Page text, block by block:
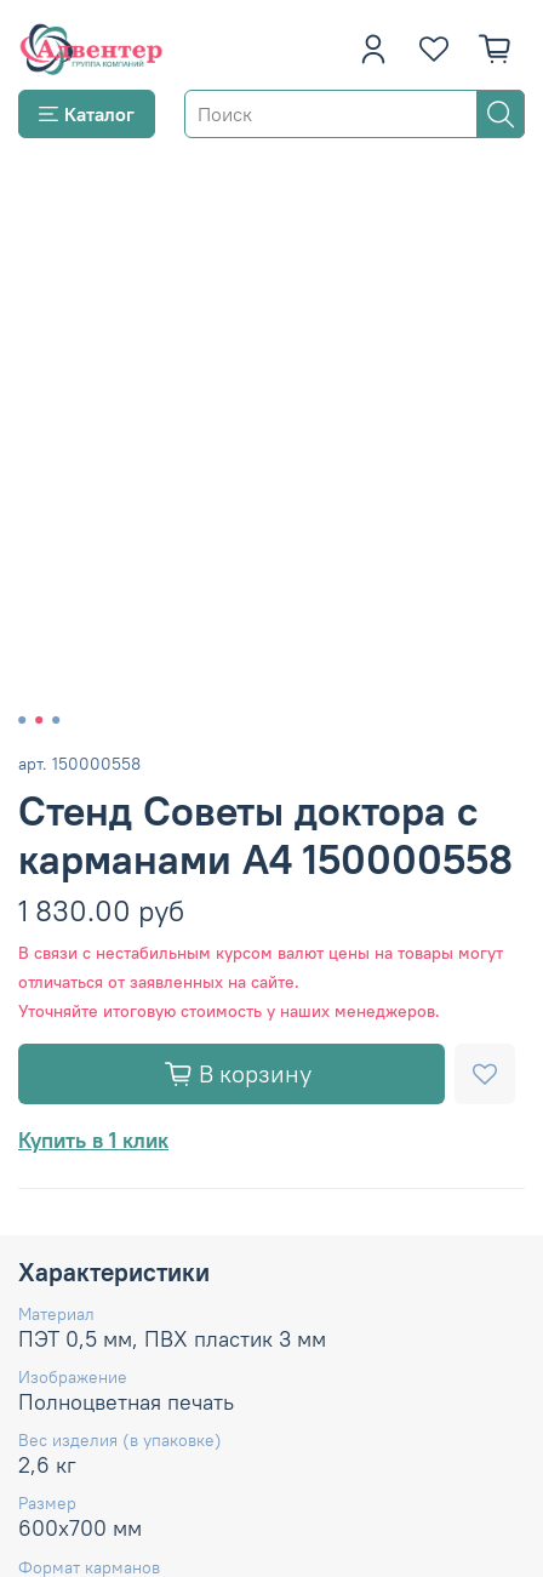
Каталог
арт. 150000558
Стенд Советы доктора с
карманами А4 150000558
1 830.00 руб
В связи с нестабильным курсом валют цены на товары могут
отличаться от заявленных на сайте.
Уточняйте итоговую стоимость у наших менеджеров.
В корзину
Купить в 1 клик
Характеристики
Материал
ПЭТ 0,5 мм, ПВХ пластик 3 мм
Изображение
Полноцветная печать
Вес изделия (в упаковке)
2,6 кг
Размер
600х700 мм
Формат карманов